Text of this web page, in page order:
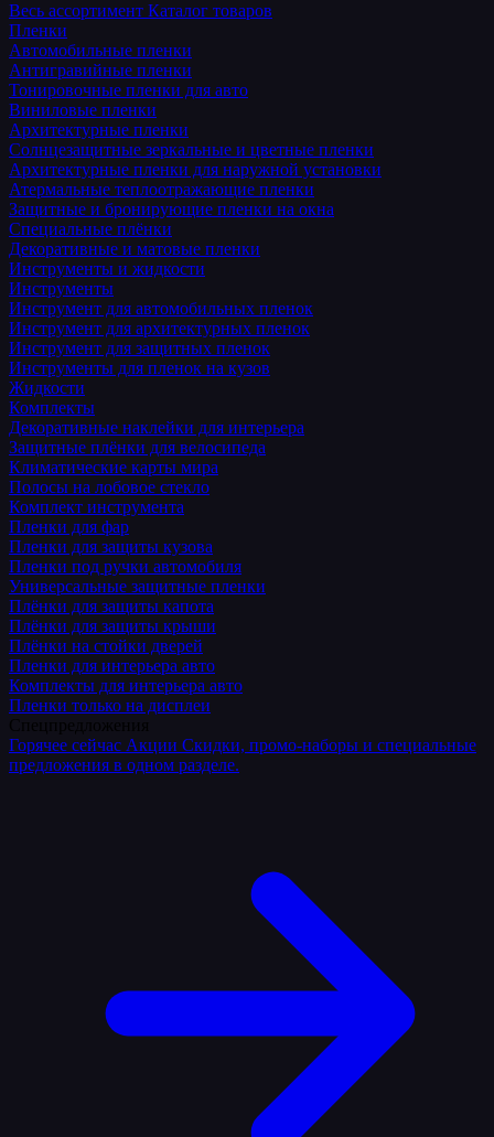
Весь ассортимент Каталог товаров
Пленки
Автомобильные пленки
Антигравийные пленки
Тонировочные пленки для авто
Виниловые пленки
Архитектурные пленки
Солнцезащитные зеркальные и цветные пленки
Архитектурные пленки для наружной установки
Атермальные теплоотражающие пленки
Защитные и бронирующие пленки на окна
Специальные плёнки
Декоративные и матовые пленки
Инструменты и жидкости
Инструменты
Инструмент для автомобильных пленок
Инструмент для архитектурных пленок
Инструмент для защитных пленок
Инструменты для пленок на кузов
Жидкости
Комплекты
Декоративные наклейки для интерьера
Защитные плёнки для велосипеда
Климатические карты мира
Полосы на лобовое стекло
Комплект инструмента
Пленки для фар
Пленки для защиты кузова
Пленки под ручки автомобиля
Универсальные защитные пленки
Плёнки для защиты капота
Плёнки для защиты крыши
Плёнки на стойки дверей
Пленки для интерьера авто
Комплекты для интерьера авто
Пленки только на дисплеи
Горячее сейчас Акции Скидки, промо-наборы и специальные
предложения в одном разделе.